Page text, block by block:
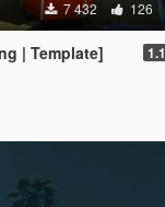
7 432 126
| Template] 1.1